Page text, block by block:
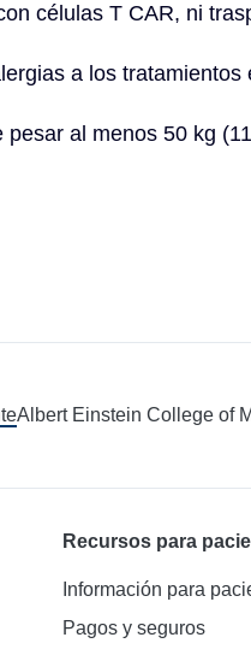
células T CAR, ni
a los tratamientos
al menos 50 kg
Albert Einstein College of
Recursos para
Información para
Pagos y seguros